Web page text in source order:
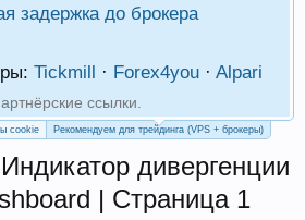
задержка до брокера
Tickmill · Forex4you · Alpari
ссылки.
cookie Рекомендуем для трейдинга (VPS + брокеры)
Индикатор дивергенции
| Страница 1